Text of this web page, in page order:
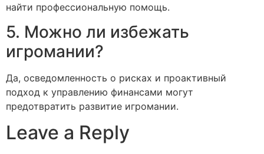
найти профессиональную помощь.
5. Можно ли избежать
игромании?
Да, осведомленность о рисках и проактивный
подход к управлению финансами могут
предотвратить развитие игромании.
Leave a Reply